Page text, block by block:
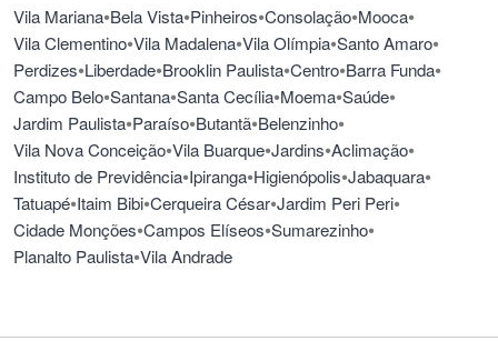
Vila Mariana•Bela Vista•Pinheiros•Consolação•Mooca•
Vila Clementino•Vila Madalena•Vila Olímpia•Santo Amaro•
Perdizes•Liberdade•Brooklin Paulista•Centro•Barra Funda•
Campo Belo•Santana•Santa Cecília•Moema•Saúde•
Jardim Paulista•Paraíso•Butantã•Belenzinho•
Vila Nova Conceição•Vila Buarque•Jardins•Aclimação•
Instituto de Previdência•Ipiranga•Higienópolis•Jabaquara•
Tatuapé•Itaim Bibi•Cerqueira César•Jardim Peri Peri•
Cidade Monções•Campos Elíseos•Sumarezinho•
Planalto Paulista•Vila Andrade